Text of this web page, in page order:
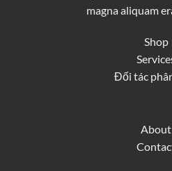
magna aliquam
Shop
Đối tác
About